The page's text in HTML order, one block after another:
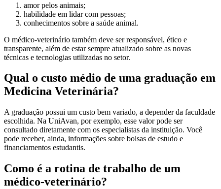
amor pelos animais;
habilidade em lidar com pessoas;
conhecimentos sobre a saúde animal.
O médico-veterinário também deve ser responsável, ético e
transparente, além de estar sempre atualizado sobre as novas
técnicas e tecnologias utilizadas no setor.
Qual o custo médio de uma graduação em
Medicina Veterinária?
A graduação possui um custo bem variado, a depender da faculdade
escolhida. Na UniAvan, por exemplo, esse valor pode ser
consultado diretamente com os especialistas da instituição. Você
pode receber, ainda, informações sobre bolsas de estudo e
financiamentos estudantis.
Como é a rotina de trabalho de um
médico-veterinário?